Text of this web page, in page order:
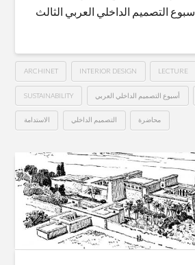
التصميم الداخلي العربي الثالث
ARCHINET INTERIOR DESIGN LECTURE
SUSTAINABILITY أسبوع التصميم الداخلي العربي
الاستدامة التصميم الداخلي محاضرة
الاستدامة
في
العمارة
الداخلية